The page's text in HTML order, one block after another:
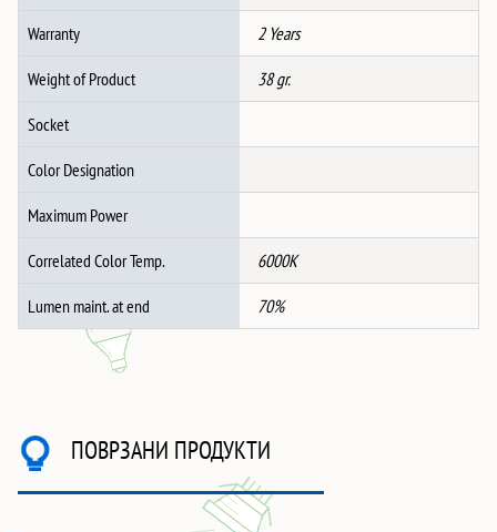
Warranty 2 Years
Weight of Product 38 gr.
Socket
Color Designation
Maximum Power
Correlated Color Temp. 6000K
Lumen maint. at end 70%
ПОВРЗАНИ ПРОДУКТИ